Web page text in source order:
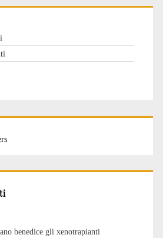
benedice gli xenotrapianti